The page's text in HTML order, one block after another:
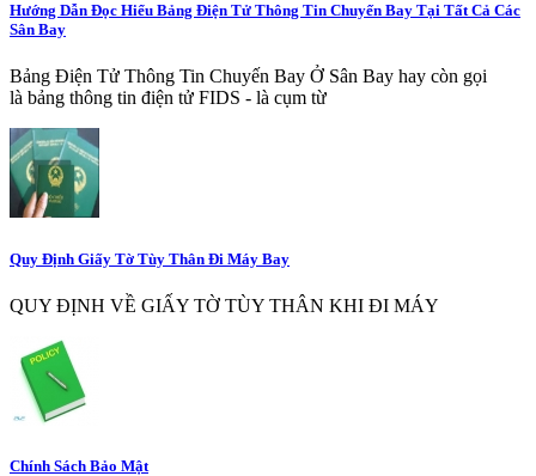
Hướng Dẫn Đọc Hiểu Bảng Điện Tử Thông Tin Chuyến Bay Tại Tất Cả Các
Sân Bay
Bảng Điện Tử Thông Tin Chuyến Bay Ở Sân Bay hay còn gọi
là bảng thông tin điện tử FIDS - là cụm từ
Quy Định Giấy Tờ Tùy Thân Đi Máy Bay
QUY ĐỊNH VỀ GIẤY TỜ TÙY THÂN KHI ĐI MÁY
Chính Sách Bảo Mật